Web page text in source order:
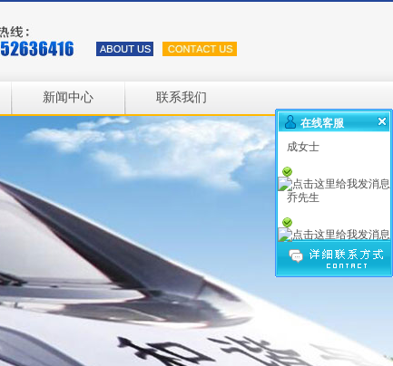
新闻中心 联系我们
在线客服
成女士
乔先生